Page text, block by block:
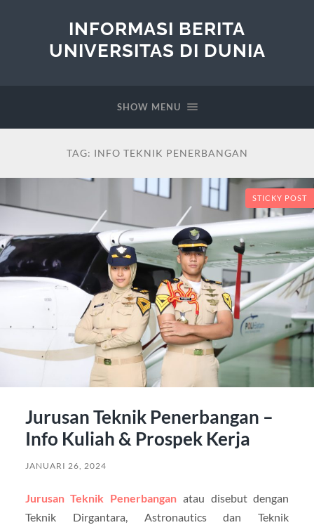
INFORMASI BERITA
UNIVERSITAS DI DUNIA
SHOW MENU
TAG: INFO TEKNIK PENERBANGAN
STICKY POST
Jurusan Teknik Penerbangan –
Info Kuliah & Prospek Kerja
JANUARI 26, 2024
Jurusan Teknik Penerbangan atau disebut dengan
Teknik Dirgantara, Astronautics dan Teknik